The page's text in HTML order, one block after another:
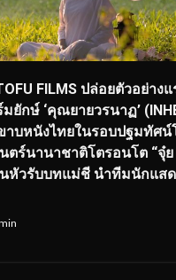
FILMS ปล่อยตัวอย่างแ
ยักษ์ ‘คุณยายวรนาฏ’
าบหนังไทยในรอบปฐมทัศ
ตร์นานาชาติโตรอนโต “จุ๋ย
หัวรับบทแม่ชี นำทีมนักแส